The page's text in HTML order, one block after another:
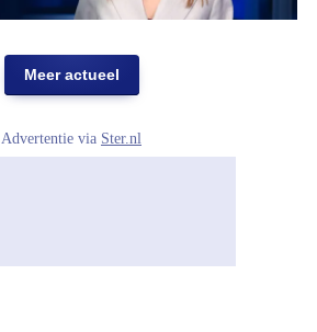
Meer actueel
Advertentie via Ster.nl